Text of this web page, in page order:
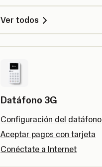
Ver todos
Datáfono 3G
Configuración del datáfono
Aceptar pagos con tarjeta
Conéctate a Internet